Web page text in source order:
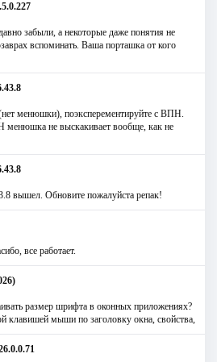
забыли, а некоторые даже понятия не
вспоминать. Ваша порташка от кого
менюшки), поэксперементируйте с ВПН.
менюшка не выскакивает вообще, как не
вышел. Обновите пожалуйста репак!
все работает.
размер шрифта в оконных приложениях?
клавишей мыши по заголовку окна, свойства,